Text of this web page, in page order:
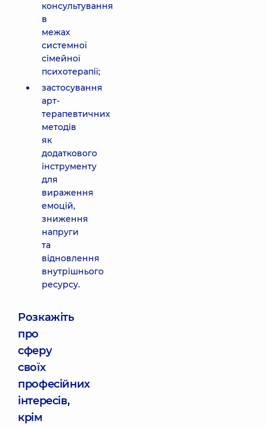
консультування
в
межах
системної
сімейної
психотерапії;
застосування
арт-
терапевтичних
методів
як
додаткового
інструменту
для
вираження
емоцій,
зниження
напруги
та
відновлення
внутрішнього
ресурсу.
Розкажіть
про
сферу
своїх
професійних
інтересів,
крім